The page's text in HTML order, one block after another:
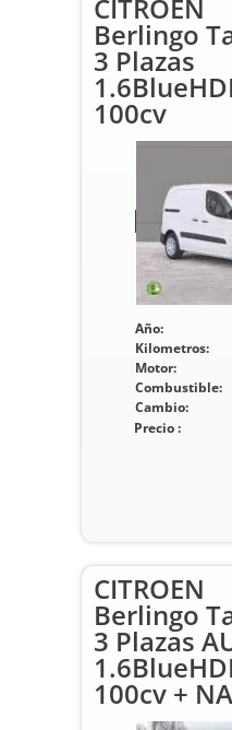
CITROEN
Berlingo
3 Plazas
1.6BlueHDI
100cv
Año:
Kilometros:
Motor:
Combustible:
Cambio:
Precio :
CITROEN
Berlingo
3 Plazas
1.6BlueHDI
100cv +